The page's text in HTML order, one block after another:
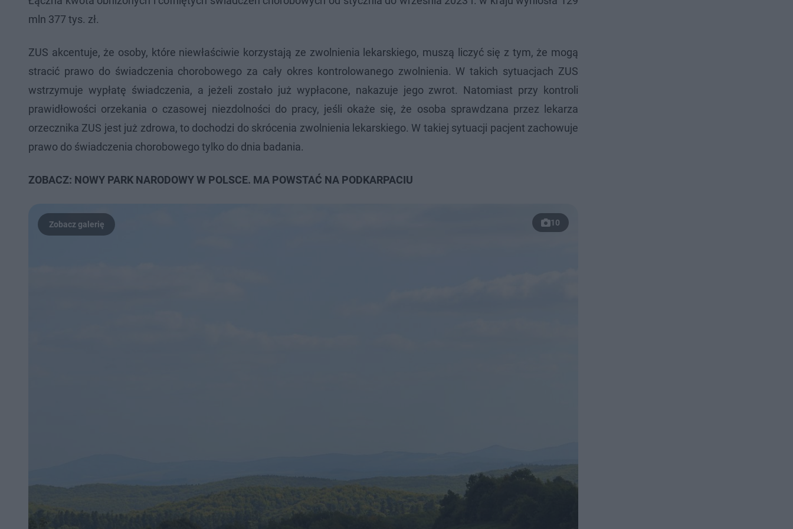
mln 377 tys. zł.
ZUS akcentuje, że osoby, które niewłaściwie korzystają ze zwolnienia lekarskiego, muszą liczyć się z tym, że mogą
stracić prawo do świadczenia chorobowego za cały okres kontrolowanego zwolnienia. W takich sytuacjach ZUS
wstrzymuje wypłatę świadczenia, a jeżeli zostało już wypłacone, nakazuje jego zwrot. Natomiast przy kontroli
prawidłowości orzekania o czasowej niezdolności do pracy, jeśli okaże się, że osoba sprawdzana przez lekarza
orzecznika ZUS jest już zdrowa, to dochodzi do skrócenia zwolnienia lekarskiego. W takiej sytuacji pacjent zachowuje
prawo do świadczenia chorobowego tylko do dnia badania.
ZOBACZ: NOWY PARK NARODOWY W POLSCE. MA POWSTAĆ NA PODKARPACIU
10